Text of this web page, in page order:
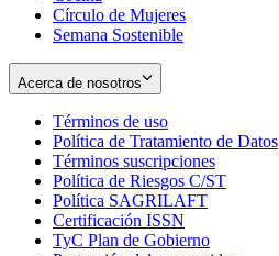
Círculo de Mujeres
Semana Sostenible
Acerca de nosotros
Términos de uso
in
new
window
Política de Tratamiento de Datos
Términos suscripciones
in
Política de Riesgos C/ST
Política SAGRILAFT
new
Certificación ISSN
in
TyC Plan de Gobierno